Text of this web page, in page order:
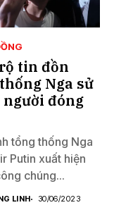
tin đồn
Nga sử
người đóng
tổng thống Nga
Putin xuất hiện
chúng...
LINH 30/06/2023